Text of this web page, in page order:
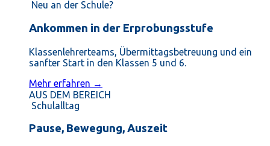
Neu an der Schule?
Ankommen in der Erprobungsstufe
Klassenlehrerteams, Übermittagsbetreuung und ein
sanfter Start in den Klassen 5 und 6.
Mehr erfahren →
AUS DEM BEREICH
Schulalltag
Pause, Bewegung, Auszeit